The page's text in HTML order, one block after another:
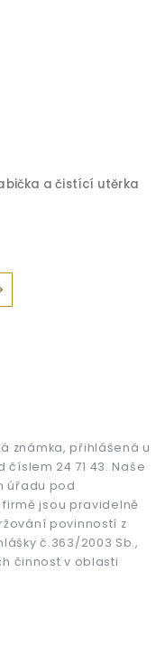
a čistící utěrka
známka, přihlášená u
24 71 43. Naše
úřadu pod
jsou pravidelně
povinností z
č.363/2003 Sb.,
činnost v oblasti